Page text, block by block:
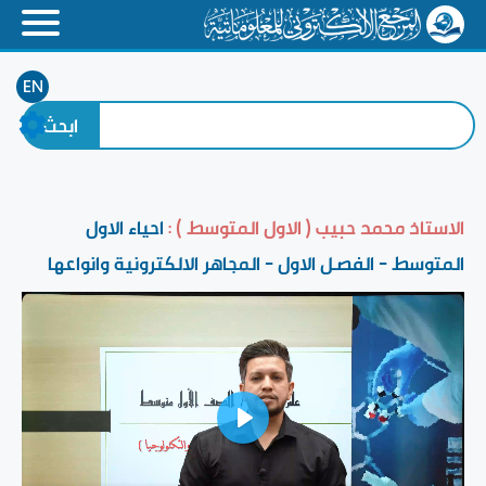
EN
الاستاذ محمد حبيب ( الاول المتوسط ) :احياء الاول
المتوسط - الفصل الاول - المجاهر الالكترونية وانواعها
Play